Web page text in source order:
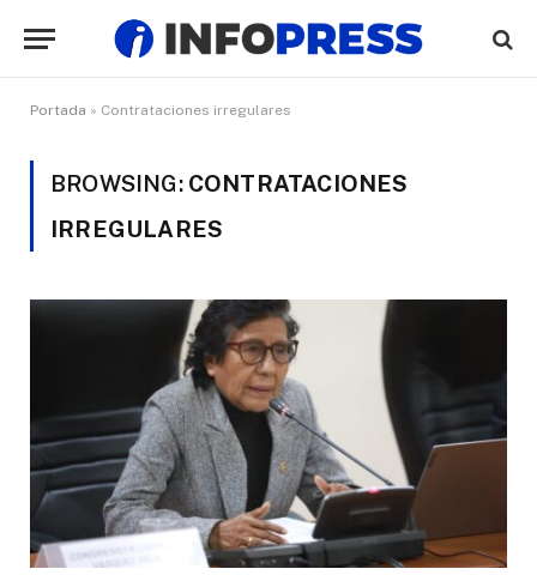
Portada » Contrataciones irregulares
BROWSING: CONTRATACIONES
IRREGULARES